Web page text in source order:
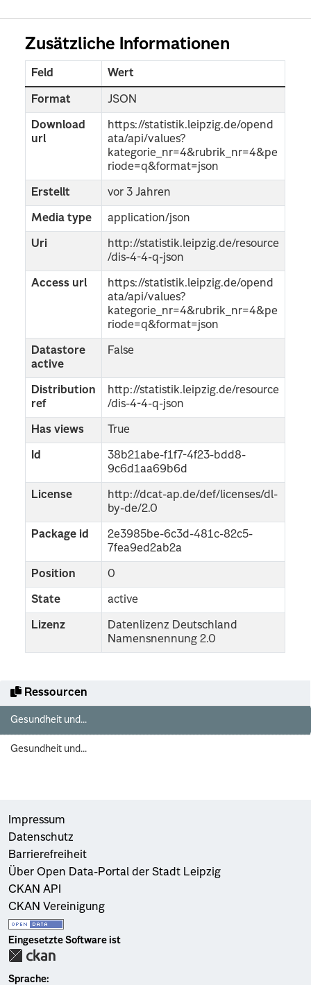
Ressourcen
Gesundheit und...
Gesundheit und...
Zusätzliche Informationen
Feld Wert
Format JSON
Download
url
https://statistik.leipzig.de/opend
ata/api/values?
kategorie_nr=4&rubrik_nr=4&pe
riode=q&format=json
Erstellt vor 3 Jahren
Media type application/json
Uri
http://statistik.leipzig.de/resource
/dis-4-4-q-json
Access url
https://statistik.leipzig.de/opend
ata/api/values?
kategorie_nr=4&rubrik_nr=4&pe
riode=q&format=json
Datastore
active
False
Distribution
ref
http://statistik.leipzig.de/resource
/dis-4-4-q-json
Has views True
Id
38b21abe-f1f7-4f23-bdd8-
9c6d1aa69b6d
License
http://dcat-ap.de/def/licenses/dl-
by-de/2.0
Package id
2e3985be-6c3d-481c-82c5-
7fea9ed2ab2a
Position 0
State active
Lizenz
Datenlizenz Deutschland
Namensnennung 2.0
Impressum
Datenschutz
Barrierefreiheit
Über Open Data-Portal der Stadt Leipzig
CKAN API
CKAN Vereinigung
Eingesetzte Software ist
Sprache